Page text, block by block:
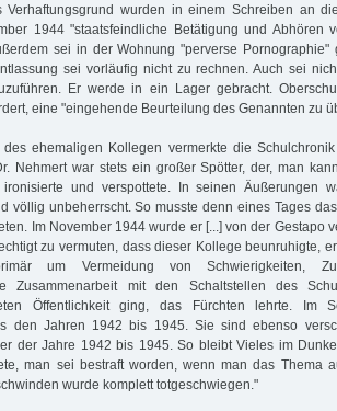
Verhaftungsgrund wurden in einem Schreiben an
1944 "staatsfeindliche Betätigung und Abhören
sei in der Wohnung "perverse Pornographie"
sei vorläufig nicht zu rechnen. Auch sei
Er werde in ein Lager gebracht.
eine "eingehende Beurteilung des Genannten zu
des ehemaligen Kollegen vermerkte die
Nehmert war stets ein großer Spötter, der, man
und verspottete. In seinen Äußerungen
völlig unbeherrscht. So musste denn eines Tages
Im November 1944 wurde er [...] von der Gestapo
zu vermuten, dass dieser Kollege beunruhigte,
um Vermeidung von Schwierigkeiten,
Zusammenarbeit mit den Schaltstellen des
Öffentlichkeit ging, das Fürchten lehrte. Im
den Jahren 1942 bis 1945. Sie sind ebenso
der Jahre 1942 bis 1945. So bleibt Vieles im
man sei bestraft worden, wenn man das Thema
wurde komplett totgeschwiegen."